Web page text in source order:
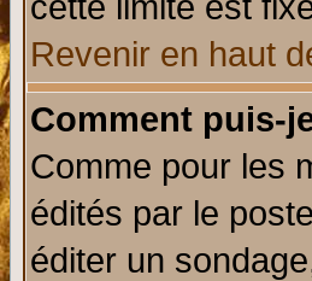
Revenir en haut
Comment puis-
Comme pour les
édités par le
éditer un